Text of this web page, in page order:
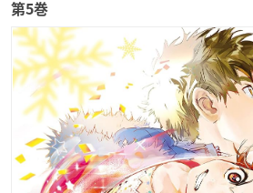
第5巻